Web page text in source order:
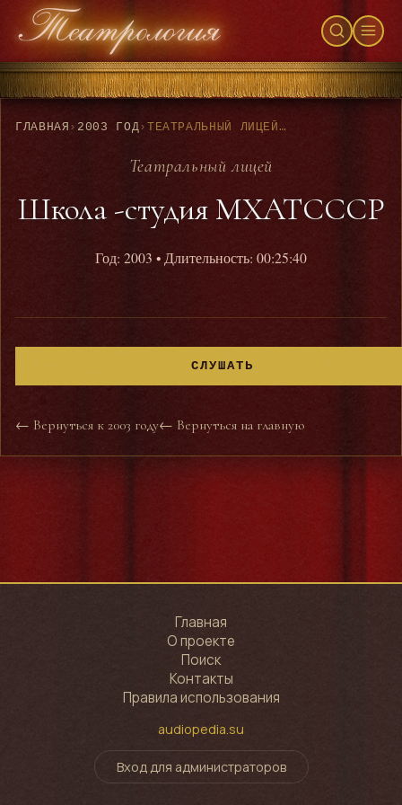
ГЛАВНАЯ › 2003 ГОД› ТЕАТРАЛЬНЫЙ ЛИЦЕЙ - ШКОЛА -СТУДИЯ МХАТСССР
Театральный лицей
Школа -студия МХАТСССР
Год: 2003 • Длительность: 00:25:40
СЛУШАТЬ
← Вернуться к 2003 году← Вернуться на главную
Главная
О проекте
Поиск
Контакты
Правила использования
audiopedia.su
Вход для администраторов